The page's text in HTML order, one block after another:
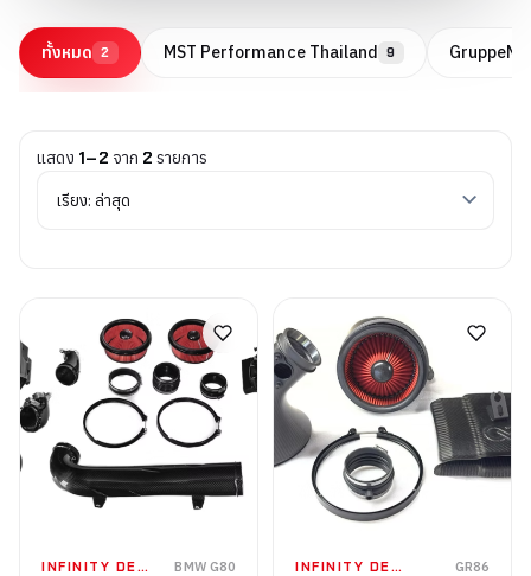
ทั้งหมด 2 MST Performance Thailand 9 GruppeM
แสดง 1–2 จาก 2 รายการ
INFINITY DESIGN BMW G80 INFINITY DESIGN GR86